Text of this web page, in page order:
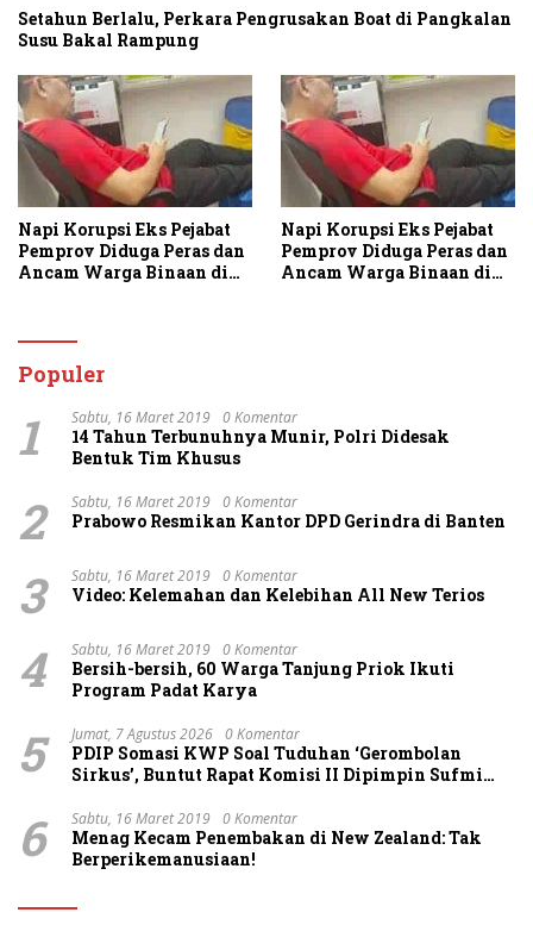
Setahun Berlalu, Perkara Pengrusakan Boat di Pangkalan
Susu Bakal Rampung
Napi Korupsi Eks Pejabat
Pemprov Diduga Peras dan
Ancam Warga Binaan di
Napi Korupsi Eks Pejabat
Pemprov Diduga Peras dan
Ancam Warga Binaan di
Populer
1 Sabtu, 16 Maret 2019 0 Komentar
14 Tahun Terbunuhnya Munir, Polri Didesak
Bentuk Tim Khusus
2 Sabtu, 16 Maret 2019 0 Komentar
Prabowo Resmikan Kantor DPD Gerindra di Banten
3 Sabtu, 16 Maret 2019 0 Komentar
Video: Kelemahan dan Kelebihan All New Terios
4 Sabtu, 16 Maret 2019 0 Komentar
Bersih-bersih, 60 Warga Tanjung Priok Ikuti
Program Padat Karya
5 Jumat, 7 Agustus 2026 0 Komentar
PDIP Somasi KWP Soal Tuduhan ‘Gerombolan
Sirkus’, Buntut Rapat Komisi II Dipimpin Sufmi
6 Sabtu, 16 Maret 2019 0 Komentar
Menag Kecam Penembakan di New Zealand: Tak
Berperikemanusiaan!